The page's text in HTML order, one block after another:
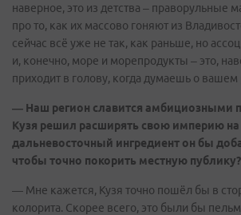
наверное, это из детства – праворульные
про то, как их массово гоняют из
сейчас всё уже не так, как раньше, но
и, конечно, море и морепродукты – это,
приходит в голову, когда думаешь о вашем
— Наш регион славится амбициозными
Кузя решил расширять свою империю на
дальневосточный ингредиент он бы
чтобы точно покорить местную публику?
— Мне кажется, Кузя точно пошёл бы в
колорита. Скорее всего, это были бы